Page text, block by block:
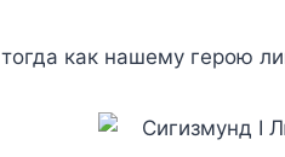
тогда как нашему герою